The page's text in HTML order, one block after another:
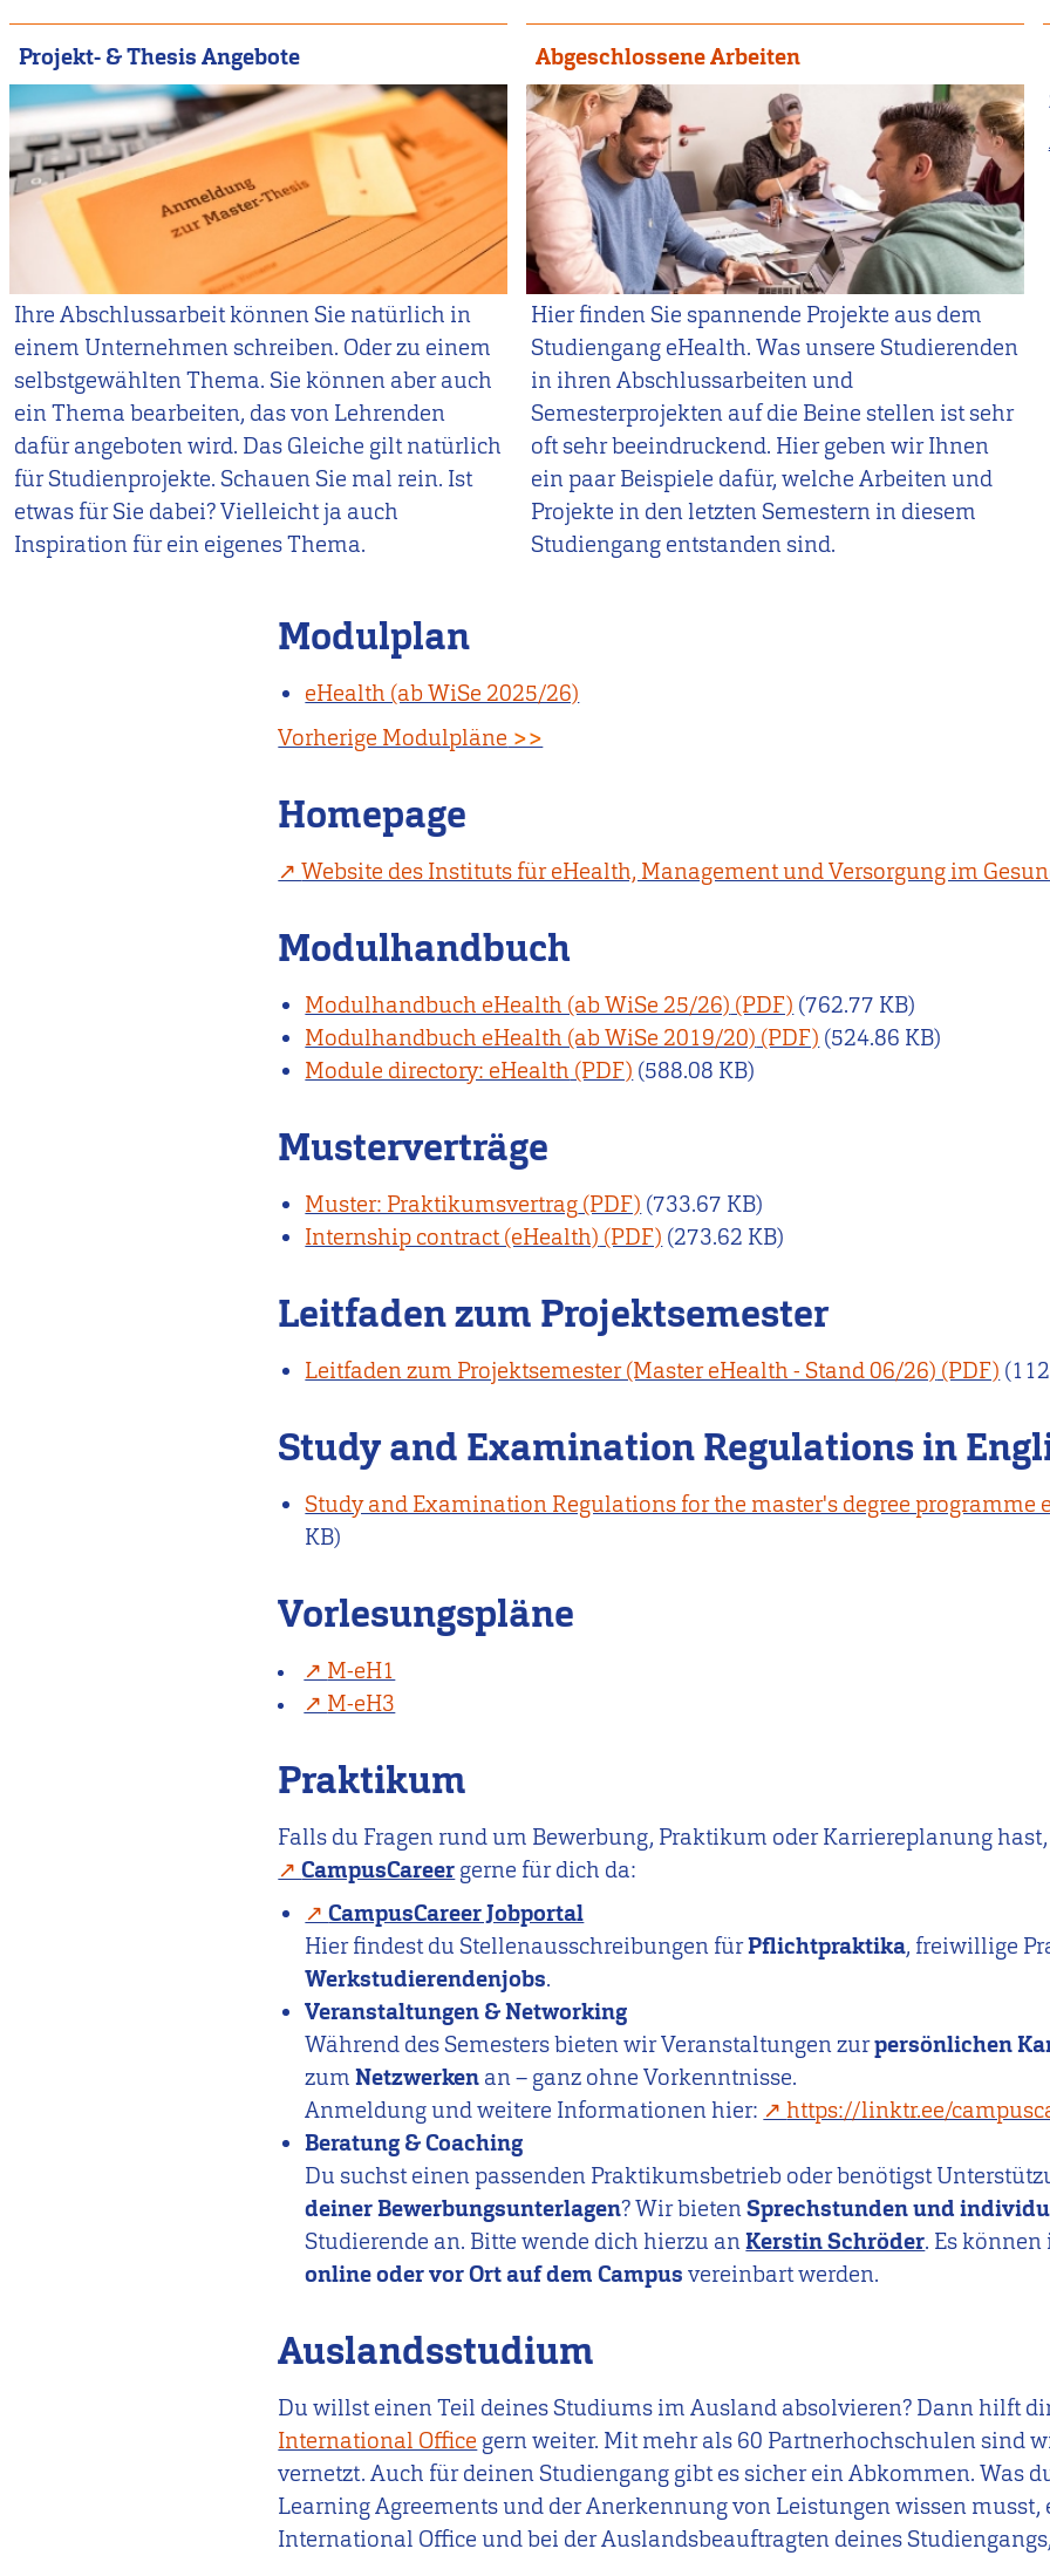
Projekt- & Thesis Angebote
Ihre Abschlussarbeit können Sie natürlich in
einem Unternehmen schreiben. Oder zu einem
selbstgewählten Thema. Sie können aber auch
ein Thema bearbeiten, das von Lehrenden
dafür angeboten wird. Das Gleiche gilt natürlich
für Studienprojekte. Schauen Sie mal rein. Ist
etwas für Sie dabei? Vielleicht ja auch
Inspiration für ein eigenes Thema.
Abgeschlossene Arbeiten
Hier finden Sie spannende Projekte aus dem
Studiengang eHealth. Was unsere Studierenden
in ihren Abschlussarbeiten und
Semesterprojekten auf die Beine stellen ist sehr
oft sehr beeindruckend. Hier geben wir Ihnen
ein paar Beispiele dafür, welche Arbeiten und
Projekte in den letzten Semestern in diesem
Studiengang entstanden sind.
Modulplan
eHealth (ab WiSe 2025/26)
Vorherige Modulpläne >>
Homepage
Website des Instituts für eHealth, Management und Versorgung im
Modulhandbuch
Modulhandbuch eHealth (ab WiSe 25/26)
(762.77 KB)
Modulhandbuch eHealth (ab WiSe 2019/20)
(524.86 KB)
Module directory: eHealth
(588.08 KB)
Musterverträge
Muster: Praktikumsvertrag
(733.67 KB)
Internship contract (eHealth)
(273.62 KB)
Leitfaden zum Projektsemester
Leitfaden zum Projektsemester (Master eHealth - Stand 06/26)
Study and Examination Regulations in
Study and Examination Regulations for the master's degree programme
KB)
Vorlesungspläne
M-eH1
M-eH3
Praktikum
Falls du Fragen rund um Bewerbung, Praktikum oder Karriereplanung
CampusCareer gerne für dich da:
CampusCareer Jobportal
Hier findest du Stellenausschreibungen fürPflichtpraktika, freiwillige
Werkstudierendenjobs.
Veranstaltungen & Networking
Während des Semesters bieten wir Veranstaltungen zurpersönlichen
zumNetzwerken an – ganz ohne Vorkenntnisse.
Anmeldung und weitere Informationen hier:
https://linktr.ee/
Beratung & Coaching
Du suchst einen passenden Praktikumsbetrieb oder benötigst
deiner Bewerbungsunterlagen? Wir bietenSprechstunden und
Studierende an. Bitte wende dich hierzu anKerstin Schröder. Es
online oder vor Ort auf dem Campus vereinbart werden.
Auslandsstudium
Du willst einen Teil deines Studiums im Ausland absolvieren? Dann hilft
International Office gern weiter. Mit mehr als 60 Partnerhochschulen sind
vernetzt. Auch für deinen Studiengang gibt es sicher ein Abkommen. Was
Learning Agreements und der Anerkennung von Leistungen wissen musst,
International Office und bei der Auslandsbeauftragten deines Studiengangs,